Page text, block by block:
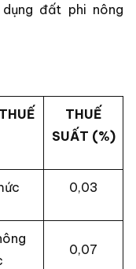
dụng đất phi nông
THUẾ
SUẤT (%)
0,03
0,07